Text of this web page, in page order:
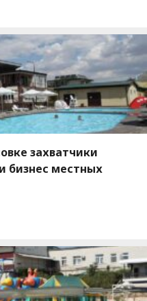
захватчики
бизнес местных